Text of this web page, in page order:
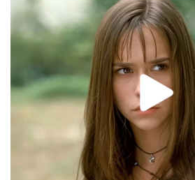
Stories you may like
വനിതാ സംവരണത്തിനും
മണ്ഡലപുനർനിർണയത്തിനും
പിന്തുണ; മോദിയുമായുള്ള
നിലപാട് വ്യക്തമാക്കി സുഖ്ബീർ
ഒറ്റുകാരെയും വഞ്ചകരെയും
പ്രതിഷേധിക്കുന്ന ചെറുപ്പക്കാരെ
പ്രധാനമന്ത്രിക്കെതിരെ ഉദ്ദവ്
ആംആദ്മി പാര്‍ട്ടി 45.6 ശതമാനം